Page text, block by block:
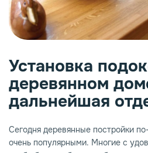
дерево
Установка
деревянном
дальнейшая
Сегодня деревянные постройки
очень популярными. Многие с